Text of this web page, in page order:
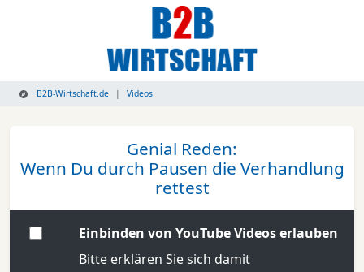
B2B-Wirtschaft.de Videos
Genial Reden:
Wenn Du durch Pausen die Verhandlung
rettest
Einbinden von YouTube Videos erlauben
Bitte erklären Sie sich damit